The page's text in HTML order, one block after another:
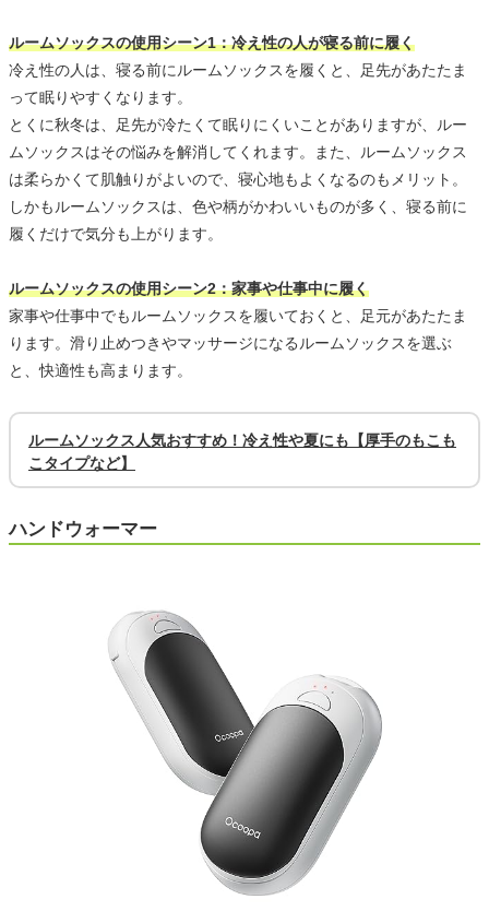
ルームソックスの使用シーン1：冷え性の人が寝る前に履く
冷え性の人は、寝る前にルームソックスを履くと、足先があたたま
って眠りやすくなります。
とくに秋冬は、足先が冷たくて眠りにくいことがありますが、ルー
ムソックスはその悩みを解消してくれます。また、ルームソックス
は柔らかくて肌触りがよいので、寝心地もよくなるのもメリット。
しかもルームソックスは、色や柄がかわいいものが多く、寝る前に
履くだけで気分も上がります。
ルームソックスの使用シーン2：家事や仕事中に履く
家事や仕事中でもルームソックスを履いておくと、足元があたたま
ります。滑り止めつきやマッサージになるルームソックスを選ぶ
と、快適性も高まります。
ルームソックス人気おすすめ！冷え性や夏にも【厚手のもこも
こタイプなど】
ハンドウォーマー